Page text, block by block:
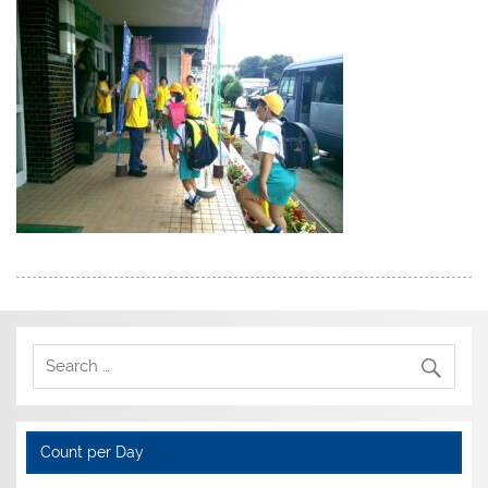
Count per Day